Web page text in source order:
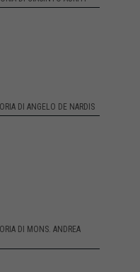
DI ANGELO DE NARDIS
DI MONS. ANDREA